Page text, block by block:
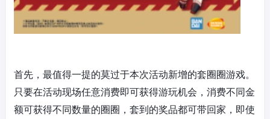
首先，最值得一提的莫过于本次活动新增的套圈圈游戏。
只要在活动现场任意消费即可获得游玩机会，消费不同金
额可获得不同数量的圈圈，套到的奖品都可带回家，即使